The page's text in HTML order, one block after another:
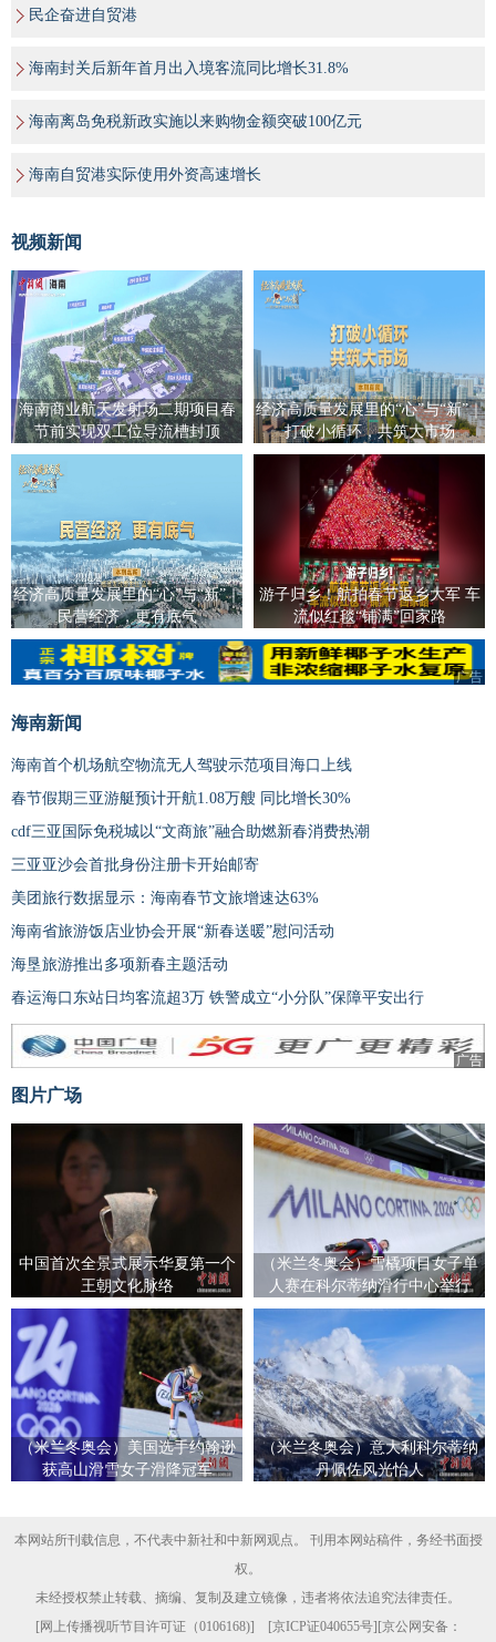
民企奋进自贸港
海南封关后新年首月出入境客流同比增长31.8%
海南离岛免税新政实施以来购物金额突破100亿元
海南自贸港实际使用外资高速增长
视频新闻
海南商业航天发射场二期项目春
节前实现双工位导流槽封顶
经济高质量发展里的“心”与“新”｜
打破小循环，共筑大市场
经济高质量发展里的“心”与“新”｜
民营经济，更有底气
游子归乡！航拍春节返乡大军 车
流似红毯“铺满”回家路
广告
海南新闻
海南首个机场航空物流无人驾驶示范项目海口上线
春节假期三亚游艇预计开航1.08万艘 同比增长30%
cdf三亚国际免税城以“文商旅”融合助燃新春消费热潮
三亚亚沙会首批身份注册卡开始邮寄
美团旅行数据显示：海南春节文旅增速达63%
海南省旅游饭店业协会开展“新春送暖”慰问活动
海垦旅游推出多项新春主题活动
春运海口东站日均客流超3万 铁警成立“小分队”保障平安出行
广告
图片广场
中国首次全景式展示华夏第一个
王朝文化脉络
（米兰冬奥会）雪橇项目女子单
人赛在科尔蒂纳滑行中心举行
（米兰冬奥会）美国选手约翰逊
获高山滑雪女子滑降冠军
（米兰冬奥会）意大利科尔蒂纳
丹佩佐风光怡人
本网站所刊载信息，不代表中新社和中新网观点。 刊用本网站稿件，务经书面授
权。
未经授权禁止转载、摘编、复制及建立镜像，违者将依法追究法律责任。
[网上传播视听节目许可证（0106168)] [京ICP证040655号][京公网安备：